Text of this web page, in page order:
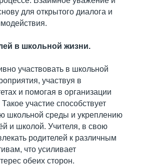
для открытого диалога и
в школьной жизни.
участвовать в школьной
участвуя в
и помогая в организации
участие способствует
школьной среды и укреплению
и школой. Учителя, в свою
родителей к различным
что усиливает
обеих сторон.